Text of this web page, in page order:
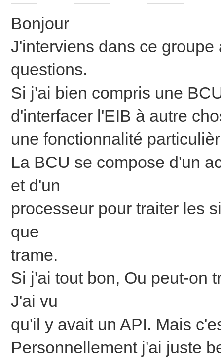
Bonjour
J'interviens dans ce
questions.
Si j'ai bien compris une
d'interfacer l'EIB à autre
une fonctionnalité
La BCU se compose d'un
et d'un
processeur pour traiter les
que
trame.
Si j'ai tout bon, Ou peut-on
J'ai vu
qu'il y avait un API. Mais
Personnellement j'ai juste